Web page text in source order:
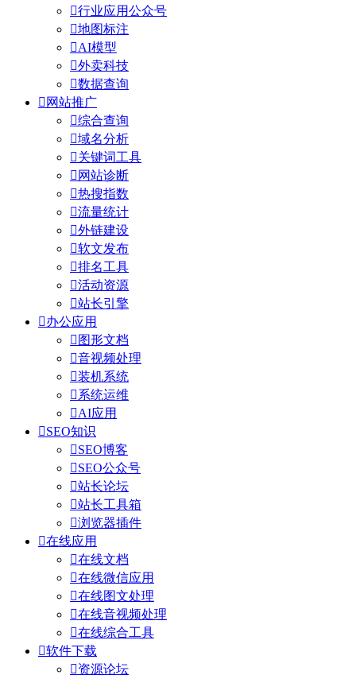
行业应用公众号
地图标注
AI模型
外卖科技
数据查询
 网站推广
综合查询
域名分析
关键词工具
 网站诊断
热搜指数
流量统计
外链建设
软文发布
排名工具
活动资源
站长引擎
办公应用
 图形文档
音视频处理
装机系统
系统运维
AI应用
SEO知识
SEO博客
SEO公众号
站长论坛
站长工具箱
浏览器插件
在线应用
在线文档
在线微信应用
在线图文处理
在线音视频处理
在线综合工具
软件下载
资源论坛